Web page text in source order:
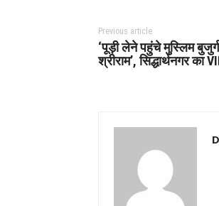
Previous article
‘पूड़ी लेने पहुंचे मुस्लिम
श्रीराम’, सिद्धार्थनगर का